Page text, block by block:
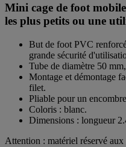
Mini cage de foot
les plus petits ou une
But de foot PVC
grande sécurité
Tube de diamètre 50
Montage et démontage
filet.
Pliable pour un
Coloris : blanc.
Dimensions : longueur
Attention : matériel réservé